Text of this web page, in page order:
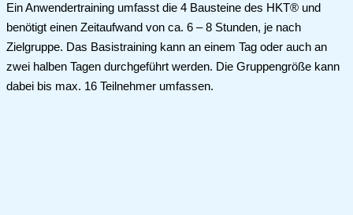
Ein Anwendertraining umfasst die 4 Bausteine des HKT® und
benötigt einen Zeitaufwand von ca. 6 – 8 Stunden, je nach
Zielgruppe. Das Basistraining kann an einem Tag oder auch an
zwei halben Tagen durchgeführt werden. Die Gruppengröße kann
dabei bis max. 16 Teilnehmer umfassen.